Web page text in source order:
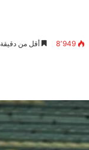
8٬949 أقل من دقيقة